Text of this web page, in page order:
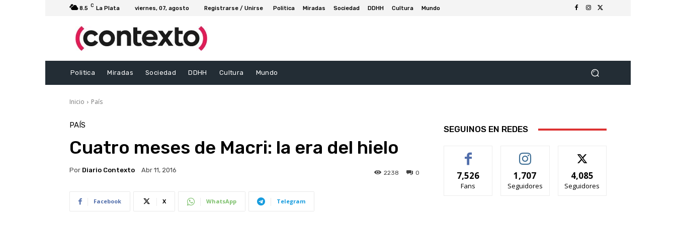
8.5 C La Plata viernes, 07, agosto Registrarse / Unirse Politica Miradas Sociedad DDHH Cultura Mundo
Politica Miradas Sociedad DDHH Cultura Mundo
Inicio País
PAÍS
Cuatro meses de Macri: la era del hielo
Por Diario Contexto Abr 11, 2016 0
2238
Facebook X WhatsApp Telegram
SEGUINOS EN REDES
7,526
Fans
1,707
Seguidores
4,085
Seguidores